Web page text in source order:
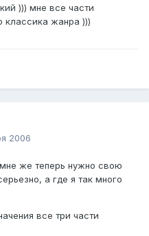
))) мне все части
классика жанра )))
2006
же теперь нужно свою
а где я так много
все три части